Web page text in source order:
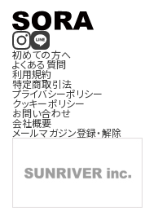
初めての方へ
よくある質問
利用規約
特定商取引法
プライバシーポリシー
クッキーポリシー
お問い合わせ
会社概要
メールマガジン登録・解除